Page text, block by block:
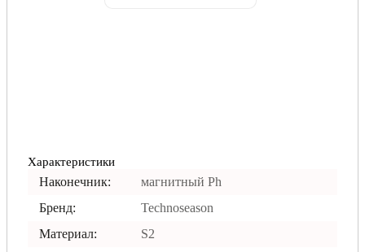
Характеристики
Наконечник:
магнитный Ph
Бренд:
Technoseason
Материал:
S2